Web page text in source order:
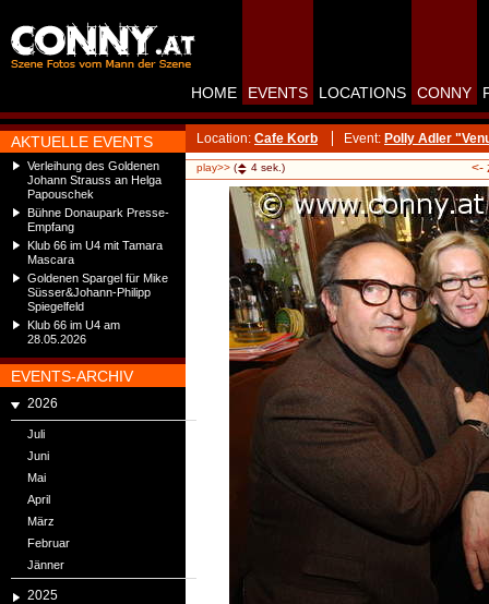
AKTUELLE EVENTS
Verleihung des Goldenen
Johann Strauss an Helga
Papouschek
Bühne Donaupark Presse-
Empfang
Klub 66 im U4 mit Tamara
Mascara
Goldenen Spargel für Mike
Süsser&Johann-Philipp
Spiegelfeld
Klub 66 im U4 am
28.05.2026
EVENTS-ARCHIV
2026
Juli
Juni
Mai
April
März
Februar
Jänner
2025
HOME EVENTS LOCATIONS CONNY
Location: Cafe Korb Event: Polly Adler
play>> ( 4 sek.) <-